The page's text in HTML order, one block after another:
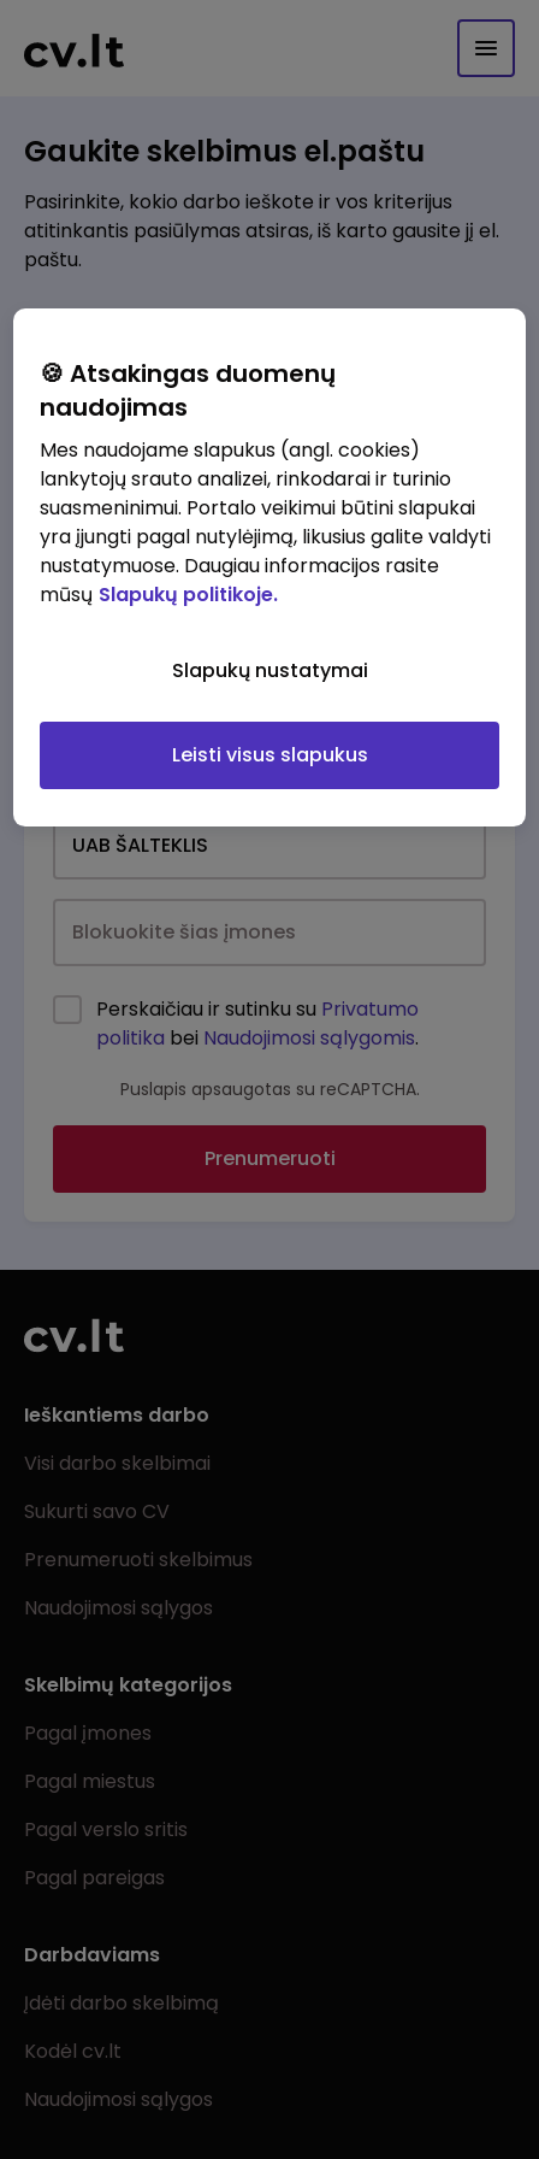
Gaukite skelbimus el.paštu
Pasirinkite, kokio darbo ieškote ir vos kriterijus
atitinkantis pasiūlymas atsiras, iš karto gausite jį el.
paštu.
Pridėti naują
Kokios srities darbo pasiūlymai jus domina?
Pridėti naują
Perskaičiau ir sutinku su Privatumo
politika bei Naudojimosi sąlygomis.
Puslapis apsaugotas su reCAPTCHA.
Prenumeruoti
Ieškantiems darbo
Visi darbo skelbimai
Sukurti savo CV
Prenumeruoti skelbimus
Naudojimosi sąlygos
Skelbimų kategorijos
Pagal įmones
Pagal miestus
Pagal verslo sritis
Pagal pareigas
Darbdaviams
Įdėti darbo skelbimą
Kodėl cv.lt
Naudojimosi sąlygos
🍪 Atsakingas duomenų
naudojimas
Mes naudojame slapukus (angl. cookies)
lankytojų srauto analizei, rinkodarai ir turinio
suasmeninimui. Portalo veikimui būtini slapukai
yra įjungti pagal nutylėjimą, likusius galite valdyti
nustatymuose. Daugiau informacijos rasite
mūsų Slapukų politikoje.
Slapukų nustatymai
Leisti visus slapukus